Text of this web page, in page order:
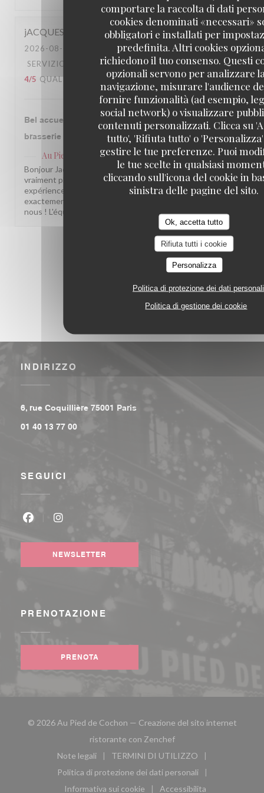
comportare la raccolta di dati
cookies denominati «necessari»
obbligatori e installati per
predefinita. Altri cookies
richiedono il tuo consenso. Questi
opzionali servono per analizzare
navigazione, misurare l'audience
fornire funzionalità (ad esempio,
social network) o visualizzare
contenuti personalizzati. Clicca su
tutto', 'Rifiuta tutto' o
gestire le tue preferenze. Puoi
le tue scelte in qualsiasi
cliccando sull'icona del cookie in
sinistra delle pagine del sito.
Ok, accetta tutto
Rifiuta tutti i cookie
Personalizza
Politica di protezione dei dati personali
Politica di gestione dei cookie
jACQUES
2026-08-04
- 20:30 - OSPITI 5
SERVIZIO
ATMOSFERA: 4/5 CUCINA:
4/5 QUALITÀ / PREZZO: 4/5
Bel accueil - Belle assiette - Belle ambiance - La
brasserie telle qu'on en rêve
Au Pied de Cochon ha risposto a questa recensione
Bonjour Jacques, Merci pour ce retour qui nous fait
vraiment plaisir ! Savoir que vous avez vécu une belle
expérience chez nous, de l'accueil à l'assiette, c'est
exactement ce qui nous tient à cœur. À très bientôt parmi
nous ! L'équipe du Au Pied de Cochon
3
INDIRIZZO
6, rue Coquillière 75001 Paris
01 40 13 77 00
SEGUICI
NEWSLETTER
PRENOTAZIONE
PRENOTA
© 2026 Au Pied de Cochon — Creazione del sito internet
ristorante con Zenchef((apre una nuova
Note legali
((apre una nuova finestra))
TERMINI DI UTILIZZO
((apre una nuova finestra))
Politica di protezione dei dati personali
((apre una nuova finestra))
Informativa sui cookie
Accessibilita